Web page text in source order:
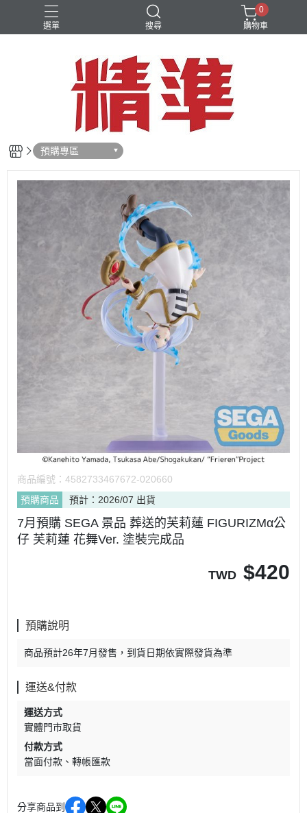
選單 搜尋
0
購物車
預購專區
商品編號： 4582733467672-020660
預購商品
預計：2026/07 出貨
7月預購 SEGA 景品 葬送的芙莉蓮 FIGURIZMα公
仔 芙莉蓮 花舞Ver. 塗裝完成品
TWD $420
預購說明
商品預計26年7月發售，到貨日期依實際發貨為準
運送&付款
運送方式
實體門市取貨
付款方式
當面付款
轉帳匯款
分享商品到